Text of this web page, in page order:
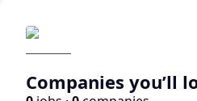
Companies you’ll